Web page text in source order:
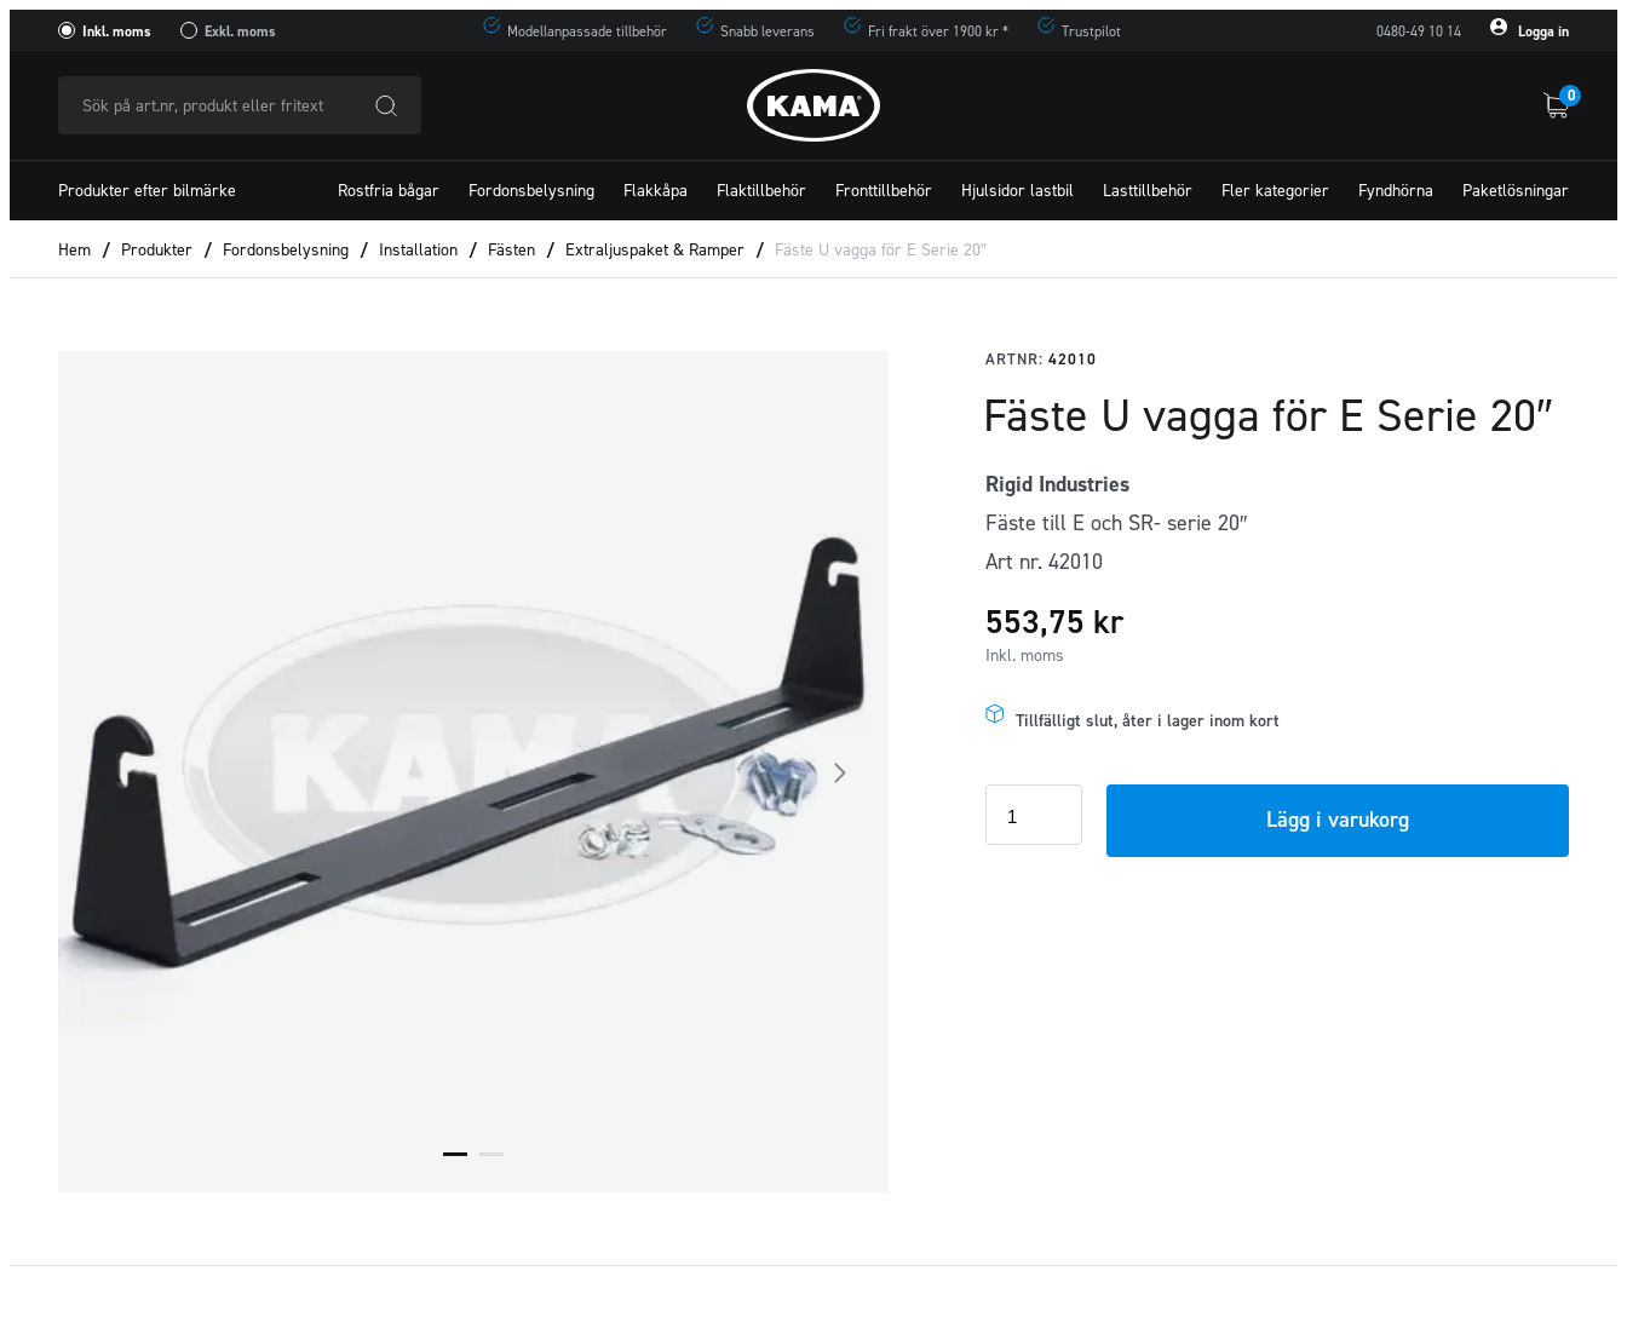
Inkl. moms Exkl. moms Modellanpassade tillbehör Snabb leverans Fri frakt över 1900 kr * Trustpilot 0480-49 10 14 Logga in
art.nr,
produkt
eller
fritextSök
0
Produkter efter bilmärke Rostfria bågar Fordonsbelysning Flakkåpa Flaktillbehör Fronttillbehör Hjulsidor lastbil Lasttillbehör Fler kategorier Fyndhörna Paketlösningar
Hem / Produkter / Fordonsbelysning / Installation / Fästen / Extraljuspaket & Ramper / Fäste U vagga för E Serie 20″
ARTNR:42010
Fäste U vagga för E Serie 20″
Rigid Industries
Fäste till E och SR- serie 20″
Art nr. 42010
553,75 kr
Inkl. moms
Tillfälligt slut, åter i lager inom kort
Lägg i varukorg